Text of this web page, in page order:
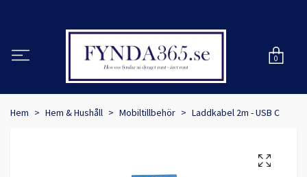
0
Hem Hem & Hushåll Mobiltillbehör Laddkabel 2m - USB C